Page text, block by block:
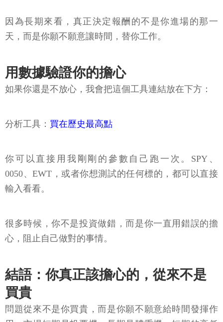
因為長期來看，真正決定報酬的不是你進場的那一
天，而是你願不願意讓時間，替你工作。
用數據驗證你的擔心
如果你還是不放心，我會把這個工具連結放在下方：
分析工具： 買在歷史最高點
你可以直接用我剛剛的參數自己跑一次。SPY、
0050、EWT，或者你想測試的任何標的，都可以直接
輸入看看。
很多時候，你不是投資做錯，而是你一直用錯誤的擔
心，阻止自己做對的事情。
結語：你真正該擔心的，從來不是
買貴
問題從來不是你買貴，而是你願不願意給時間發揮作